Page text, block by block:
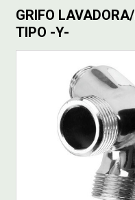
GRIFO
TIPO -Y-